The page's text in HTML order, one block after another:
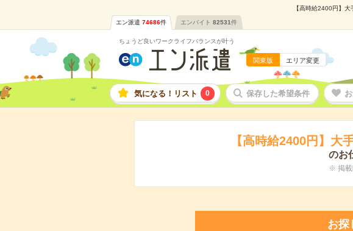
【高時給2400円】
エン派遣 74686件 エンバイト 82531件
ちょうど良いワークライフバランスが叶う
関東版 エリア変更
気になる！リスト 0 保存した希望条件
【高時給2400円】大
のお
※ 掲載
お探